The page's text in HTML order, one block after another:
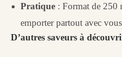
Pratique : Format de 250
emporter partout avec
D’autres saveurs à